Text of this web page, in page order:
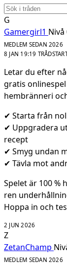
G
Gamergirl1 Nivå
MEDLEM SEDAN 2026
8 JAN 19:19
Letar du efter
gratis
hembränneri
✔ Starta från
✔ Uppgradera
recept
✔ Smyg undan
✔ Tävla mot
Spelet är 100 %
ren
Hoppa in och
2 JUN 2026
Z
ZetanChamp
MEDLEM SEDAN 2026